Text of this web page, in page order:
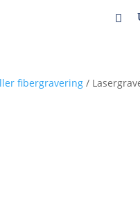
fibergravering/